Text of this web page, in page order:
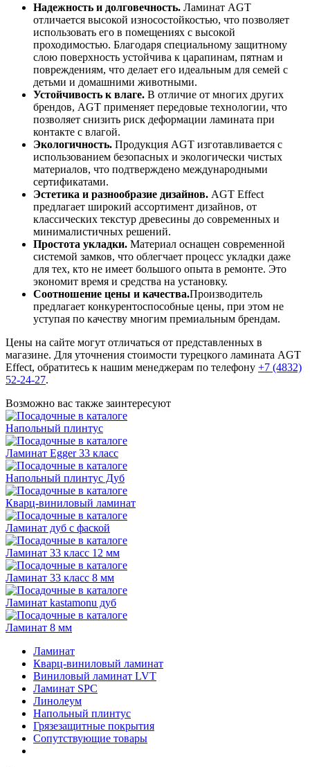
Надежность и долговечность. Ламинат AGT
отличается высокой износостойкостью, что позволяет
использовать его в помещениях с высокой
проходимостью. Благодаря специальному защитному
слою поверхность устойчива к царапинам, пятнам и
повреждениям, что делает его идеальным для семей с
детьми и домашними животными.
Устойчивость к влаге. В отличие от многих других
брендов, AGT применяет передовые технологии, что
позволяет снизить риск деформации ламината при
контакте с влагой.
Экологичность. Продукция AGT изготавливается с
использованием безопасных и экологически чистых
материалов, что подтверждено международными
сертификатами.
Эстетика и разнообразие дизайнов. AGT Effect
предлагает широкий ассортимент дизайнов, от
классических текстур древесины до современных и
минималистичных решений.
Простота укладки. Материал оснащен современной
системой замков, что облегчает процесс укладки даже
для тех, кто не имеет большого опыта в ремонте. Это
экономит время и средства на установку.
Соотношение цены и качества.Производитель
предлагает конкурентоспособные цены, при этом не
уступая по качеству многим премиальным брендам.
Цены на сайте могут отличаться от представленных в
магазине. Для уточнения стоимости турецкого ламината AGT
Effect, обратитесь к нашим менеджерам по телефону +7 (4832)
52-24-27.
Возможно вас также заинтересуют
Напольный плинтус
Ламинат Egger 33 класс
Напольный плинтус Дуб
Кварц-виниловый ламинат
Ламинат дуб с фаской
Ламинат 33 класс 12 мм
Ламинат 33 класс 8 мм
Ламинат kastamonu дуб
Ламинат 8 мм
Ламинат
Кварц-виниловый ламинат
Виниловый ламинат LVT
Ламинат SPC
Линолеум
Напольный плинтус
Грязезащитные покрытия
Сопутствующие товары